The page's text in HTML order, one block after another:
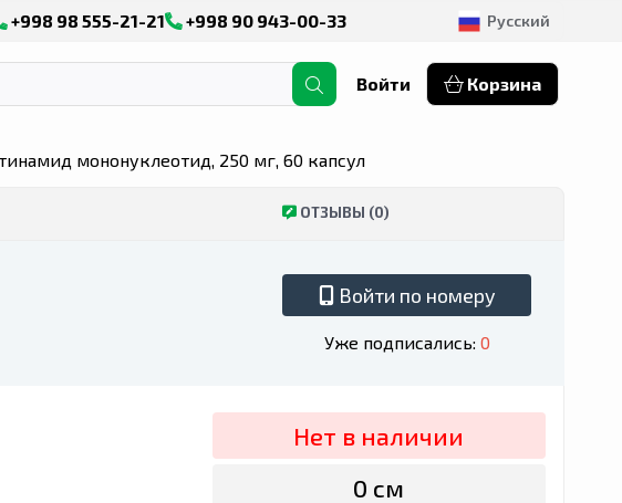
+998 98 555-21-21 +998 90 943-00-33 Русский
Войти Корзина
мононуклеотид, 250 мг, 60 капсул
ОТЗЫВЫ (0)
Войти по номеру
Уже подписались: 0
Нет в наличии
0 сӯм